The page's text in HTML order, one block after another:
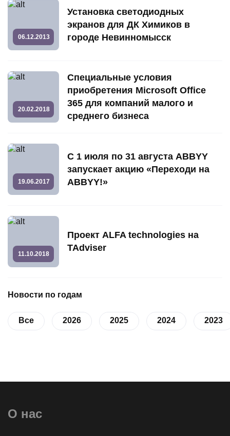
06.12.2013
Установка светодиодных
экранов для ДК Химиков в
городе Невинномысск
20.02.2018
Специальные условия
приобретения Microsoft Office
365 для компаний малого и
среднего бизнеса
19.06.2017
С 1 июля по 31 августа ABBYY
запускает акцию «Переходи на
ABBYY!»
11.10.2018
Проект ALFA technologies на
TAdviser
Новости по годам
Все 2026 2025 2024 2023
О нас